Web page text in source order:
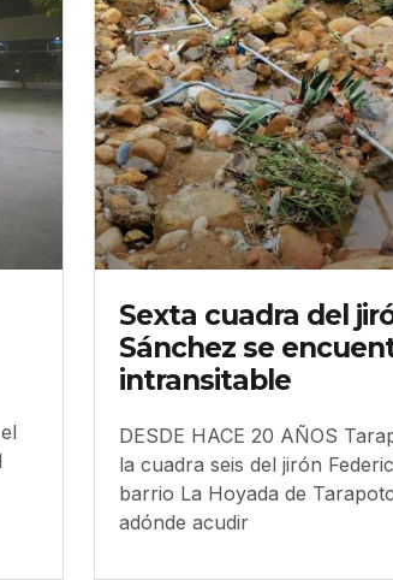
Sexta cuadra del
Sánchez se
intransitable
DESDE HACE 20 AÑOS
la cuadra seis del jirón
barrio La Hoyada de
adónde acudir